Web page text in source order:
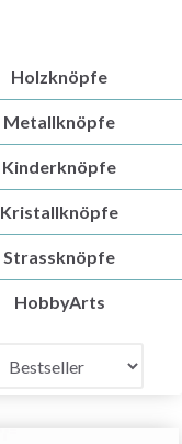
Holzknöpfe
Metallknöpfe
Kinderknöpfe
Kristallknöpfe
Strassknöpfe
HobbyArts